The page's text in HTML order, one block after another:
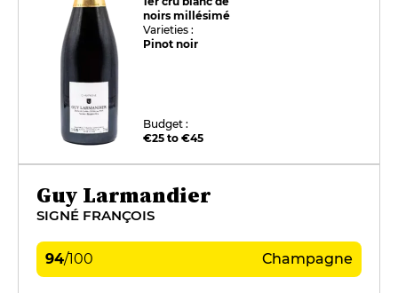
noirs millésimé
Varieties :
Pinot noir
Budget :
€25 to €45
Guy Larmandier
SIGNÉ FRANÇOIS
94/100 Champagne